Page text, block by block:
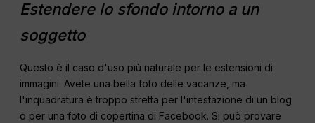
Estendere lo sfondo intorno a un
soggetto
Questo è il caso d'uso più naturale per le estensioni di
immagini. Avete una bella foto delle vacanze, ma
l'inquadratura è troppo stretta per l'intestazione di un blog
o per una foto di copertina di Facebook. Si può provare